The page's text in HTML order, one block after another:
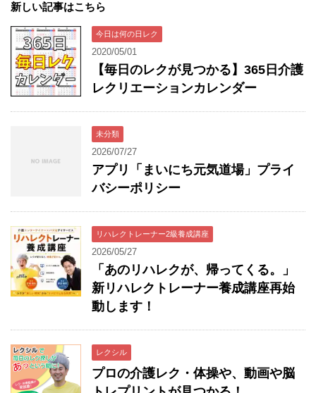
新しい記事はこちら
今日は何の日レク
2020/05/01
【毎日のレクが見つかる】365日介護
レクリエーションカレンダー
未分類
2026/07/27
アプリ「まいにち元気道場」プライ
バシーポリシー
リハレクトレーナー2級養成講座
2026/05/27
「あのリハレクが、帰ってくる。」
新リハレクトレーナー養成講座再始
動します！
レクシル
プロの介護レク・体操や、動画や脳